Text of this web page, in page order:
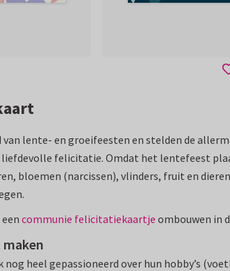
van lente- en groeifeesten en stelden de
felicitatie. Omdat het lentefeest
bloemen (narcissen), vlinders, fruit en
communie felicitatiekaartje ombouwen in
nog heel gepassioneerd over hun hobby’s